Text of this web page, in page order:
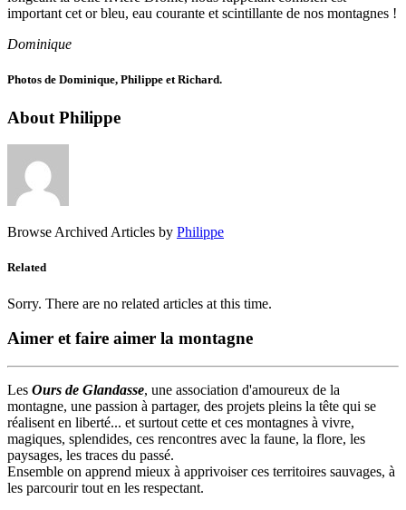
important cet or bleu, eau courante et scintillante de nos montagnes !
Dominique
Photos de Dominique, Philippe et Richard.
About Philippe
Browse Archived Articles by Philippe
Related
Sorry. There are no related articles at this time.
Aimer et faire aimer la montagne
Les Ours de Glandasse, une association d'amoureux de la
montagne, une passion à partager, des projets pleins la tête qui se
réalisent en liberté... et surtout cette et ces montagnes à vivre,
magiques, splendides, ces rencontres avec la faune, la flore, les
paysages, les traces du passé.
Ensemble on apprend mieux à apprivoiser ces territoires sauvages, à
les parcourir tout en les respectant.